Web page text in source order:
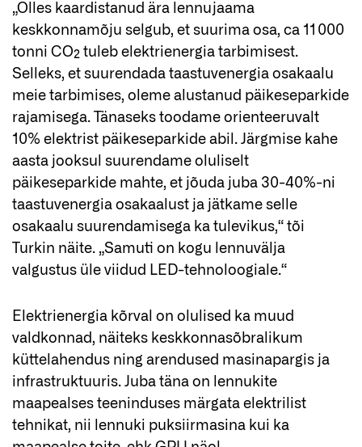
„Olles kaardistanud ära lennujaama
keskkonnamõju selgub, et suurima osa, ca 11 000
tonni CO₂ tuleb elektrienergia tarbimisest.
Selleks, et suurendada taastuvenergia osakaalu
meie tarbimises, oleme alustanud päikeseparkide
rajamisega. Tänaseks toodame orienteeruvalt
10% elektrist päikeseparkide abil. Järgmise kahe
aasta jooksul suurendame oluliselt
päikeseparkide mahte, et jõuda juba 30-40%-ni
taastuvenergia osakaalust ja jätkame selle
osakaalu suurendamisega ka tulevikus,“ tõi
Turkin näite. „Samuti on kogu lennuvälja
valgustus üle viidud LED-tehnoloogiale.“
Elektrienergia kõrval on olulised ka muud
valdkonnad, näiteks keskkonnasõbralikum
küttelahendus ning arendused masinapargis ja
infrastruktuuris. Juba täna on lennukite
maapealses teeninduses märgata elektrilist
tehnikat, nii lennuki puksiirmasina kui ka